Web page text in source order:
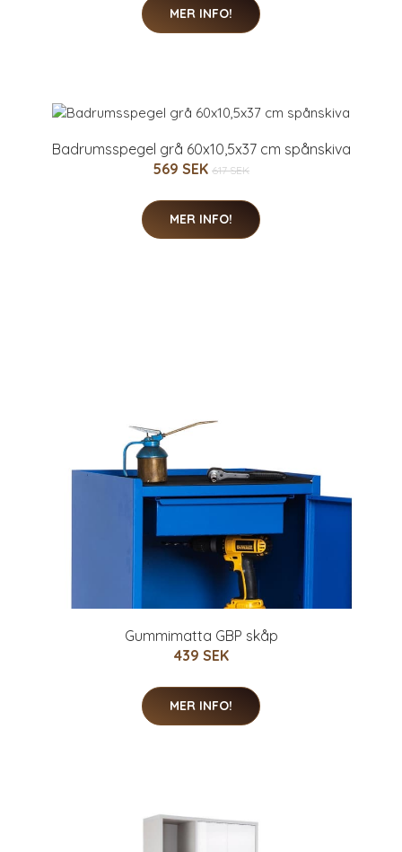
MER INFO!
Badrumsspegel grå 60x10,5x37 cm spånskiva
569 SEK 617 SEK
MER INFO!
Gummimatta GBP skåp
439 SEK
MER INFO!